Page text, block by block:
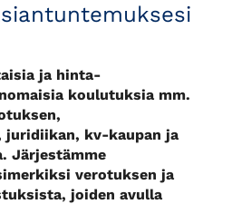
ja hinta-
koulutuksia mm.
juridiikan, kv-kaupan ja
Järjestämme
verotuksen ja
joiden avulla